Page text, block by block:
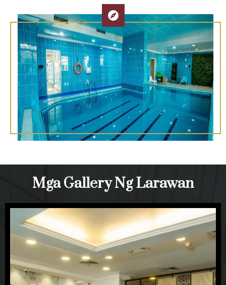
Mga Gallery Ng Larawan